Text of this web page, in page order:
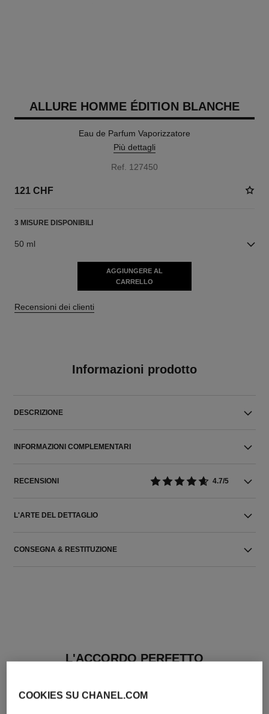
ALLURE HOMME ÉDITION BLANCHE
Eau de Parfum Vaporizzatore
Più dettagli
Ref. 127450
121 CHF
3 MISURE DISPONIBILI
50 ml
AGGIUNGERE AL
CARRELLO
Recensioni dei clienti
Informazioni prodotto
DESCRIZIONE
INFORMAZIONI COMPLEMENTARI
RECENSIONI 4.7/5
L'ARTE DEL DETTAGLIO
CONSEGNA & RESTITUZIONE
L'ACCORDO PERFETTO
COOKIES SU CHANEL.COM